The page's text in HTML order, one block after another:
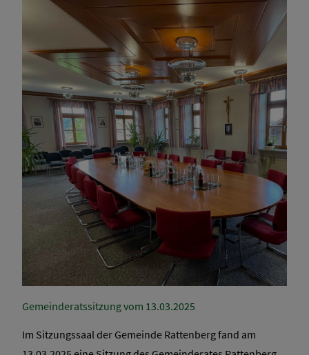
Gemeinderatssitzung vom 13.03.2025
Im Sitzungssaal der Gemeinde Rattenberg fand am